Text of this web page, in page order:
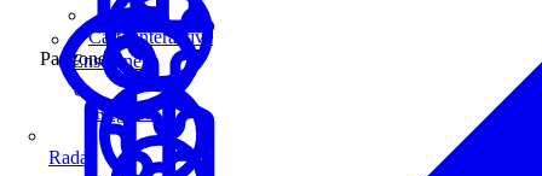
Enseignes
Régions
Carte interactive
Par zone
Radar